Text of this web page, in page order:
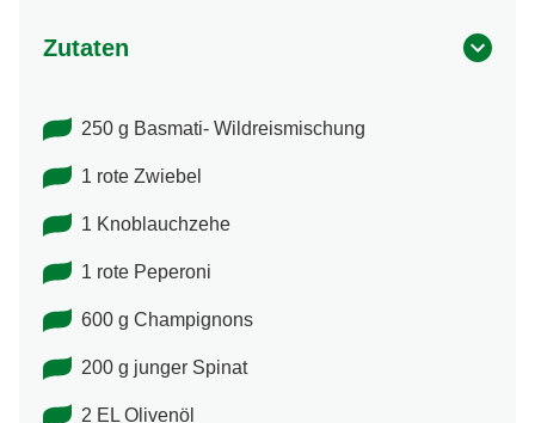
Zutaten
250 g Basmati- Wildreismischung
1 rote Zwiebel
1 Knoblauchzehe
1 rote Peperoni
600 g Champignons
200 g junger Spinat
2 EL Olivenöl